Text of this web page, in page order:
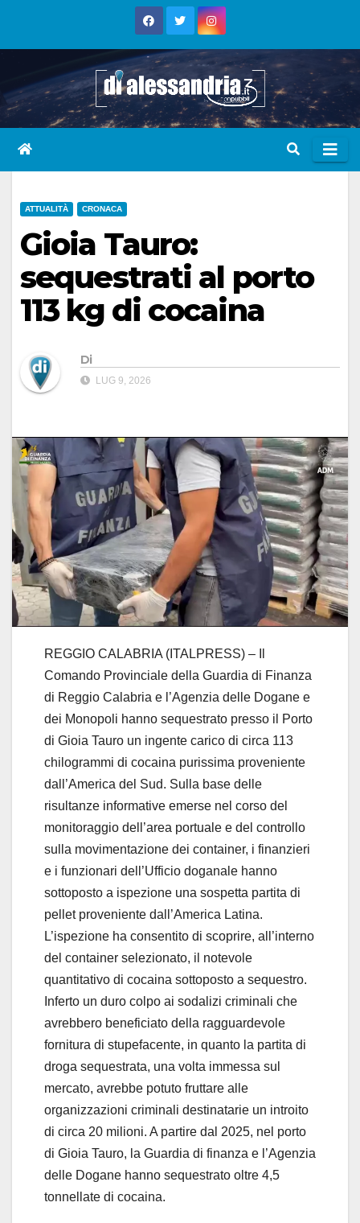
ATTUALITÀ CRONACA
Gioia Tauro:
sequestrati al porto
113 kg di cocaina
Di
LUG 9, 2026
REGGIO CALABRIA (ITALPRESS) – Il
Comando Provinciale della Guardia di Finanza
di Reggio Calabria e l’Agenzia delle Dogane e
dei Monopoli hanno sequestrato presso il Porto
di Gioia Tauro un ingente carico di circa 113
chilogrammi di cocaina purissima proveniente
dall’America del Sud. Sulla base delle
risultanze informative emerse nel corso del
monitoraggio dell’area portuale e del controllo
sulla movimentazione dei container, i finanzieri
e i funzionari dell’Ufficio doganale hanno
sottoposto a ispezione una sospetta partita di
pellet proveniente dall’America Latina.
L’ispezione ha consentito di scoprire, all’interno
del container selezionato, il notevole
quantitativo di cocaina sottoposto a sequestro.
Inferto un duro colpo ai sodalizi criminali che
avrebbero beneficiato della ragguardevole
fornitura di stupefacente, in quanto la partita di
droga sequestrata, una volta immessa sul
mercato, avrebbe potuto fruttare alle
organizzazioni criminali destinatarie un introito
di circa 20 milioni. A partire dal 2025, nel porto
di Gioia Tauro, la Guardia di finanza e l’Agenzia
delle Dogane hanno sequestrato oltre 4,5
tonnellate di cocaina.